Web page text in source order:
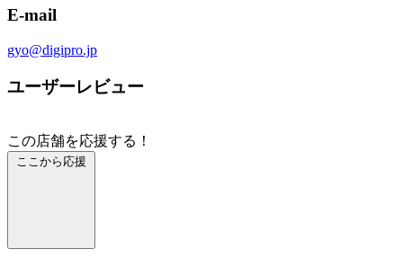
E-mail
gyo@digipro.jp
ユーザーレビュー
この店舗を応援する！
ここから応援